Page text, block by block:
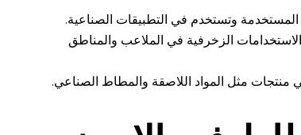
وتستخدم في التطبيقات الصناعية.
الزخرفية في الملاعب والمناطق
مثل المواد اللاصقة والمطاط الصناعي.